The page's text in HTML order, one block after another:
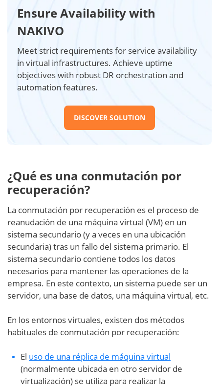
Ensure Availability with
NAKIVO
Meet strict requirements for service availability
in virtual infrastructures. Achieve uptime
objectives with robust DR orchestration and
automation features.
DISCOVER SOLUTION
¿Qué es una conmutación por
recuperación?
La conmutación por recuperación es el proceso de
reanudación de una máquina virtual (VM) en un
sistema secundario (y a veces en una ubicación
secundaria) tras un fallo del sistema primario. El
sistema secundario contiene todos los datos
necesarios para mantener las operaciones de la
empresa. En este contexto, un sistema puede ser un
servidor, una base de datos, una máquina virtual, etc.
En los entornos virtuales, existen dos métodos
habituales de conmutación por recuperación:
El uso de una réplica de máquina virtual
(normalmente ubicada en otro servidor de
virtualización) se utiliza para realizar la